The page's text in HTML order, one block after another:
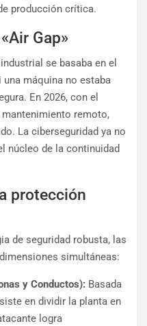
producción crítica.
Gap»
se basaba en el
máquina no estaba
En 2026, con el
remoto,
La ciberseguridad ya no
núcleo de la continuidad
protección
de seguridad robusta, las
simultáneas:
y Conductos): Basada
en dividir la planta en
logra